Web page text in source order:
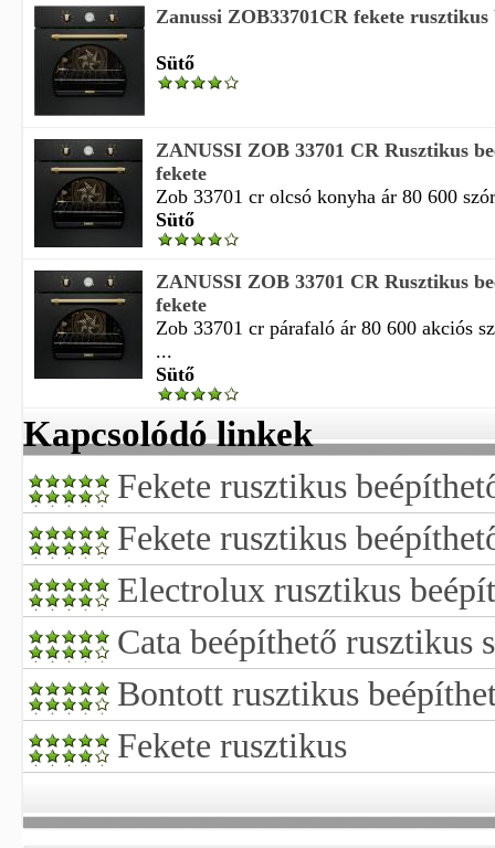
Zanussi ZOB33701CR fekete rusztikus
Sütő
ZANUSSI ZOB 33701 CR Rusztikus
fekete
Zob 33701 cr olcsó konyha ár 80 600
Sütő
ZANUSSI ZOB 33701 CR Rusztikus
fekete
Zob 33701 cr párafaló ár 80 600 akciós
...
Sütő
Kapcsolódó linkek
Fekete rusztikus
Fekete rusztikus
Electrolux rusztikus
Cata beépíthető rusztikus
Bontott rusztikus
Fekete rusztikus